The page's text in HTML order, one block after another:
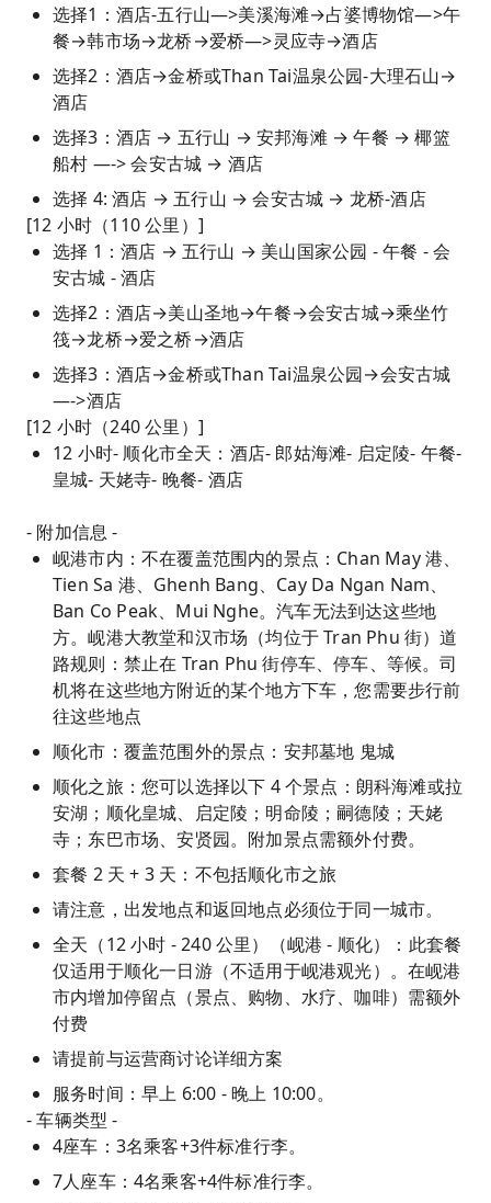
选择1：酒店-五行山—>美溪海滩→占婆博物馆—>午
餐→韩市场→龙桥→爱桥—>灵应寺→酒店
选择2：酒店→金桥或Than Tai温泉公园-大理石山→
酒店
选择3：酒店 → 五行山 → 安邦海滩 → 午餐 → 椰篮
船村 —-> 会安古城 → 酒店
选择 4: 酒店 → 五行山 → 会安古城 → 龙桥-酒店
[12 小时（110 公里）]
选择 1：酒店 → 五行山 → 美山国家公园 - 午餐 - 会
安古城 - 酒店
选择2：酒店→美山圣地→午餐→会安古城→乘坐竹
筏→龙桥→爱之桥→酒店
选择3：酒店→金桥或Than Tai温泉公园→会安古城
—->酒店
[12 小时（240 公里）]
12 小时- 顺化市全天：酒店- 郎姑海滩- 启定陵- 午餐-
皇城- 天姥寺- 晚餐- 酒店
- 附加信息 -
岘港市内：不在覆盖范围内的景点：Chan May 港、
Tien Sa 港、Ghenh Bang、Cay Da Ngan Nam、
Ban Co Peak、Mui Nghe。汽车无法到达这些地
方。岘港大教堂和汉市场（均位于 Tran Phu 街）道
路规则：禁止在 Tran Phu 街停车、停车、等候。司
机将在这些地方附近的某个地方下车，您需要步行前
往这些地点
顺化市：覆盖范围外的景点：安邦墓地 鬼城
顺化之旅：您可以选择以下 4 个景点：朗科海滩或拉
安湖；顺化皇城、启定陵；明命陵；嗣德陵；天姥
寺；东巴市场、安贤园。附加景点需额外付费。
套餐 2 天 + 3 天：不包括顺化市之旅
请注意，出发地点和返回地点必须位于同一城市。
全天（12 小时 - 240 公里）（岘港 - 顺化）：此套餐
仅适用于顺化一日游（不适用于岘港观光）。在岘港
市内增加停留点（景点、购物、水疗、咖啡）需额外
付费
请提前与运营商讨论详细方案
服务时间：早上 6:00 - 晚上 10:00。
- 车辆类型 -
4座车：3名乘客+3件标准行李。
7人座车：4名乘客+4件标准行李。